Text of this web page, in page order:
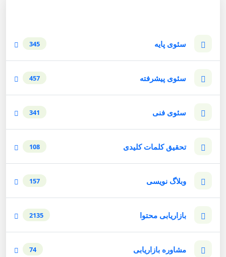
سئوی پایه 345
سئوی پیشرفته 457
سئوی فنی 341
تحقیق کلمات کلیدی 108
وبلاگ نویسی 157
بازاریابی محتوا 2135
مشاوره بازاریابی 74